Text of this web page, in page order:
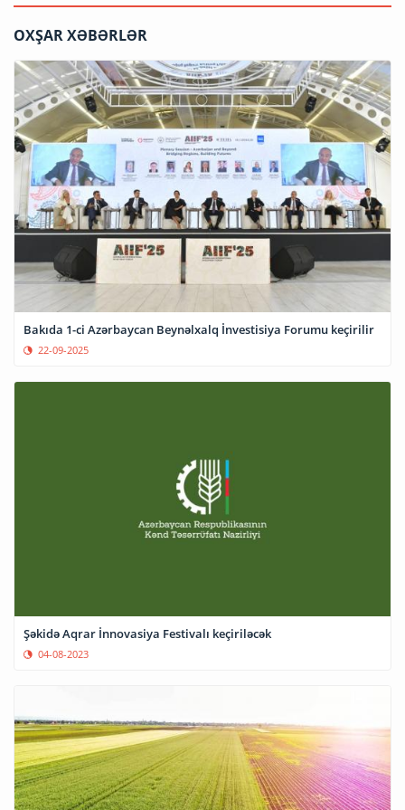
OXŞAR XƏBƏRLƏR
Bakıda 1-ci Azərbaycan Beynəlxalq İnvestisiya Forumu keçirilir
22-09-2025
Şəkidə Aqrar İnnovasiya Festivalı keçiriləcək
04-08-2023